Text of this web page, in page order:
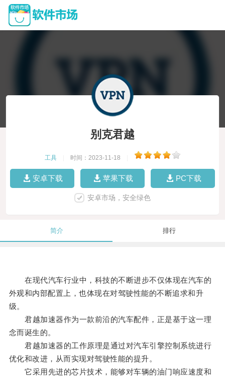
别克君越
工具 时间：2023-11-18
安卓下载 苹果下载 PC下载
安卓市场，安全绿色
简介 排行
在现代汽车行业中，科技的不断进步不仅体现在汽车的
外观和内部配置上，也体现在对驾驶性能的不断追求和升
级。
君越加速器作为一款前沿的汽车配件，正是基于这一理
念而诞生的。
君越加速器的工作原理是通过对汽车引擎控制系统进行
优化和改进，从而实现对驾驶性能的提升。
它采用先进的芯片技术，能够对车辆的油门响应速度和